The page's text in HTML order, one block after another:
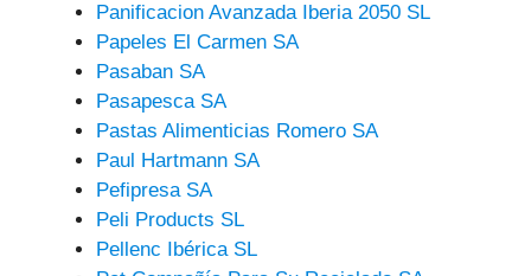
Panificacion Avanzada Iberia 2050 SL
Papeles El Carmen SA
Pasaban SA
Pasapesca SA
Pastas Alimenticias Romero SA
Paul Hartmann SA
Pefipresa SA
Peli Products SL
Pellenc Ibérica SL